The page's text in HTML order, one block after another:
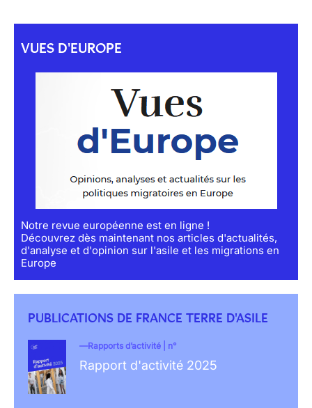
VUES D'EUROPE
Notre revue européenne est en ligne !
Découvrez dès maintenant nos articles d'actualités,
d'analyse et d'opinion sur l'asile et les migrations en
Europe
PUBLICATIONS DE FRANCE TERRE D'ASILE
Rapports d’activité | n°
Rapport d'activité 2025